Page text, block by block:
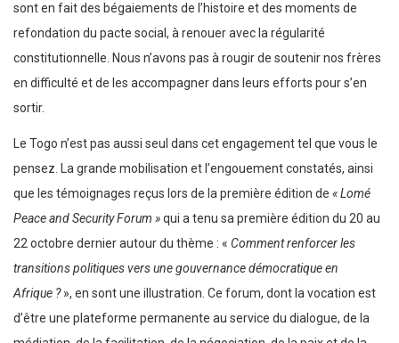
sont en fait des bégaiements de l’histoire et des moments de
refondation du pacte social, à renouer avec la régularité
constitutionnelle. Nous n’avons pas à rougir de soutenir nos frères
en difficulté et de les accompagner dans leurs efforts pour s’en
sortir.
Le Togo n’est pas aussi seul dans cet engagement tel que vous le
pensez. La grande mobilisation et l’engouement constatés, ainsi
que les témoignages reçus lors de la première édition de « Lomé
Peace and Security Forum »qui a tenu sa première édition du 20 au
22 octobre dernier autour du thème : « Comment renforcer les
transitions politiques vers une gouvernance démocratique en
Afrique ?», en sont une illustration. Ce forum, dont la vocation est
d’être une plateforme permanente au service du dialogue, de la